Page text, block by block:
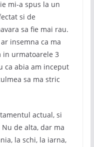
mi-a spus la un
si de
sa fie mai rau.
insemna ca ma
in urmatoarele 3
ca abia am inceput
sa ma stric
actual, si
de alta, dar ma
la schi, la iarna,